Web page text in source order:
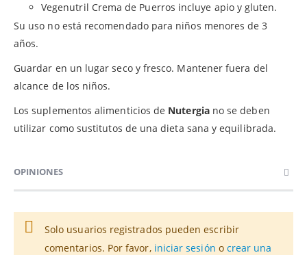
Vegenutril Crema de Puerros incluye apio y gluten.
Su uso no está recomendado para niños menores de 3
años.
Guardar en un lugar seco y fresco. Mantener fuera del
alcance de los niños.
Los suplementos alimenticios de Nutergiano se deben
utilizar como sustitutos de una dieta sana y equilibrada.
OPINIONES
Solo usuarios registrados pueden escribir
comentarios. Por favor, iniciar sesión o crear una